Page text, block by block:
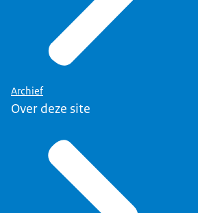
Archief
Over deze site